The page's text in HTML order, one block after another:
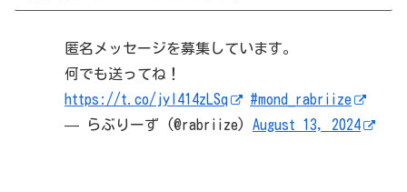
匿名メッセージを募集しています。
何でも送ってね！
https://t.co/jyI414zLSq
#mond_rabriize
— らぶりーず (@rabriize) August 13, 2024